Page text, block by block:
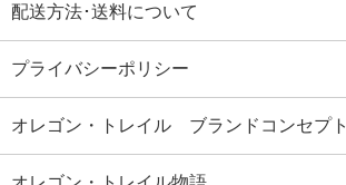
配送方法･送料について
プライバシーポリシー
オレゴン・トレイル ブランドコンセプト